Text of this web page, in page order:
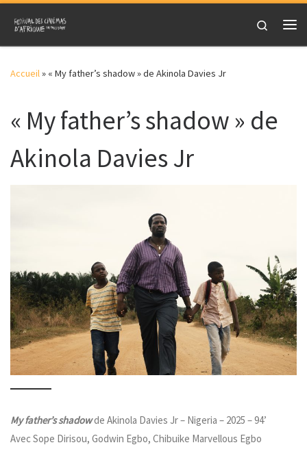
Skip to content
Search
Accueil» « My father’s shadow » de Akinola Davies Jr
« My father’s shadow » de
Akinola Davies Jr
My father’s shadowde Akinola Davies Jr – Nigeria – 2025 – 94’
Avec Sope Dirisou, Godwin Egbo, Chibuike Marvellous Egbo